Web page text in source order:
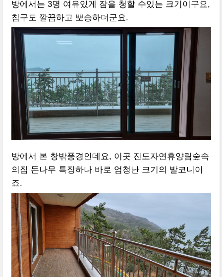
방에서는 3명 여유있게 잠을 청할 수있는 크기이구요,
침구도 깔끔하고 뽀송하더군요.
방에서 본 창밖풍경인데요, 이곳 진도자연휴양림숲속
의집 돈나무 특징하나 바로 엄청난 크기의 발코니이
죠.